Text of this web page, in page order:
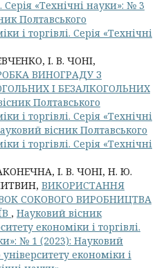
Серія «Технічні науки»: № 3
Полтавського
і торгівлі. Серія «Технічні
І. В. ЧОНІ,
ВИНОГРАДУ З
І БЕЗАЛКОГОЛЬНИХ
Полтавського
і торгівлі. Серія «Технічні
вісник Полтавського
і торгівлі. Серія «Технічні
І. В. ЧОНІ, Н. Ю.
ВИКОРИСТАННЯ
СОКОВОГО ВИРОБНИЦТВА
, Науковий вісник
економіки і торгівлі.
№ 1 (2023): Науковий
економіки і